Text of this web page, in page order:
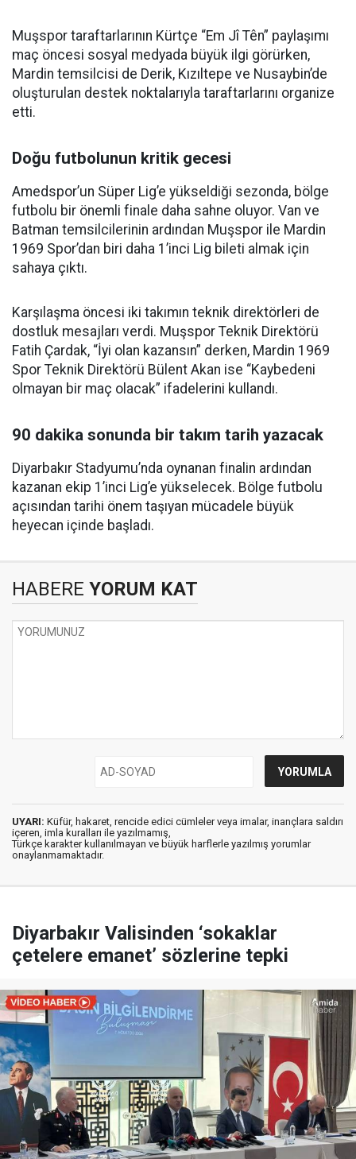
Muşspor taraftarlarının Kürtçe “Em Jî Tên” paylaşımı
maç öncesi sosyal medyada büyük ilgi görürken,
Mardin temsilcisi de Derik, Kızıltepe ve Nusaybin’de
oluşturulan destek noktalarıyla taraftarlarını organize
etti.
Doğu futbolunun kritik gecesi
Amedspor’un Süper Lig’e yükseldiği sezonda, bölge
futbolu bir önemli finale daha sahne oluyor. Van ve
Batman temsilcilerinin ardından Muşspor ile Mardin
1969 Spor’dan biri daha 1’inci Lig bileti almak için
sahaya çıktı.
Karşılaşma öncesi iki takımın teknik direktörleri de
dostluk mesajları verdi. Muşspor Teknik Direktörü
Fatih Çardak, “İyi olan kazansın” derken, Mardin 1969
Spor Teknik Direktörü Bülent Akan ise “Kaybedeni
olmayan bir maç olacak” ifadelerini kullandı.
90 dakika sonunda bir takım tarih yazacak
Diyarbakır Stadyumu’nda oynanan finalin ardından
kazanan ekip 1’inci Lig’e yükselecek. Bölge futbolu
açısından tarihi önem taşıyan mücadele büyük
heyecan içinde başladı.
HABERE YORUM KAT
UYARI: Küfür, hakaret, rencide edici cümleler veya imalar, inançlara saldırı
içeren, imla kuralları ile yazılmamış,
Türkçe karakter kullanılmayan ve büyük harflerle yazılmış yorumlar
onaylanmamaktadır.
Diyarbakır Valisinden ‘sokaklar
çetelere emanet’ sözlerine tepki